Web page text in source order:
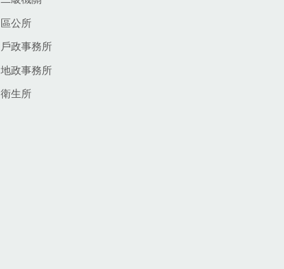
區公所
戶政事務所
地政事務所
衛生所